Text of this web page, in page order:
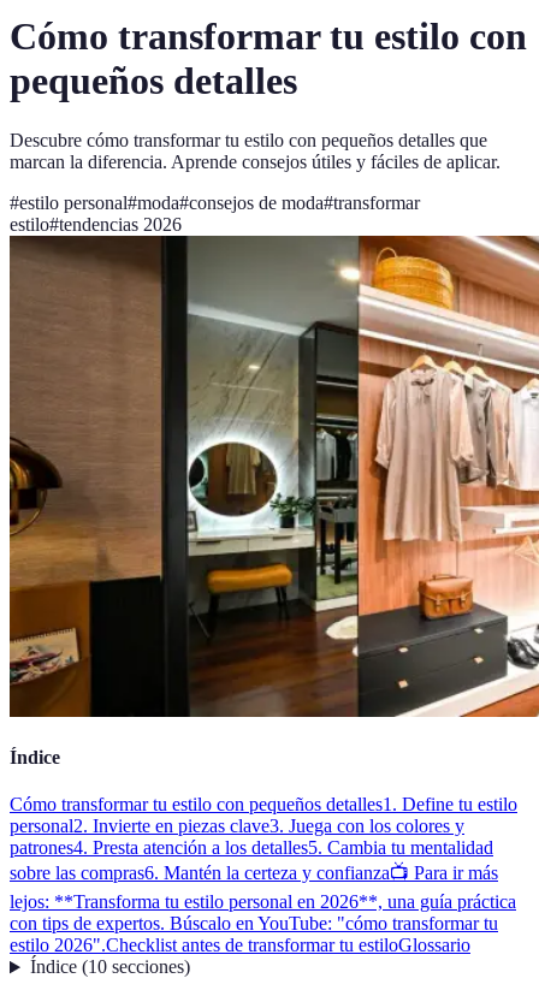
Cómo transformar tu estilo con
pequeños detalles
Descubre cómo transformar tu estilo con pequeños detalles que
marcan la diferencia. Aprende consejos útiles y fáciles de aplicar.
#estilo personal#moda#consejos de moda#transformar
estilo#tendencias 2026
Índice
Cómo transformar tu estilo con pequeños detalles1. Define tu estilo
personal2. Invierte en piezas clave3. Juega con los colores y
patrones4. Presta atención a los detalles5. Cambia tu mentalidad
sobre las compras6. Mantén la certeza y confianza📺 Para ir más
lejos: **Transforma tu estilo personal en 2026**, una guía práctica
con tips de expertos. Búscalo en YouTube: "cómo transformar tu
estilo 2026".Checklist antes de transformar tu estiloGlossario
Índice(10 secciones)